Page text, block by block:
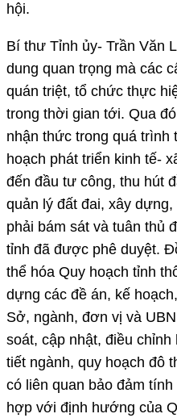
hội.
Bí thư Tỉnh ủy- Trần Văn
dung quan trọng mà các
quán triệt, tổ chức thực
trong thời gian tới. Qua
nhận thức trong quá
hoạch phát triển kinh tế-
đến đầu tư công, thu hút
quản lý đất đai, xây
phải bám sát và tuân thủ
tỉnh đã được phê duyệt.
thể hóa Quy hoạch tỉnh
dựng các đề án, kế
Sở, ngành, đơn vị và
soát, cập nhật, điều
tiết ngành, quy hoạch đô
có liên quan bảo đảm
hợp với định hướng của